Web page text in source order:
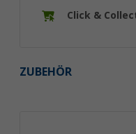
Click &
ZUBEHÖR